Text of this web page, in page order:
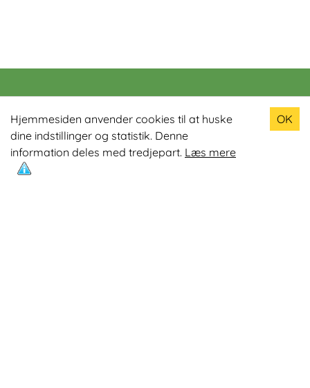
Hjemmesiden anvender cookies til at huske
dine indstillinger og statistik. Denne
information deles med tredjepart. Læs mere
OK
Populære produkter
Odin R900 Romaskine
Odin S900 Spinningcykel